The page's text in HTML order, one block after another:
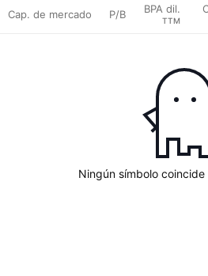
Cap. de mercado P/B BPA dil.
TTM
Ningún símbolo